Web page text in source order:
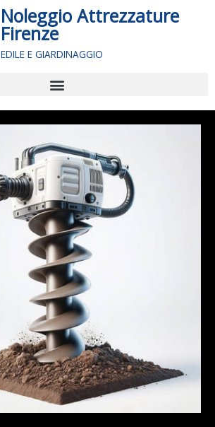
Noleggio Attrezzature
Firenze
EDILE E GIARDINAGGIO
Menu